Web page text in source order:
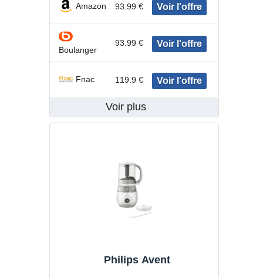
Amazon 93.99 €
Boulanger
93.99 €
Fnac 119.9 €
Voir plus
Philips Avent